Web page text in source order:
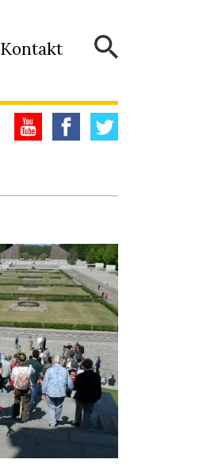
Kontakt